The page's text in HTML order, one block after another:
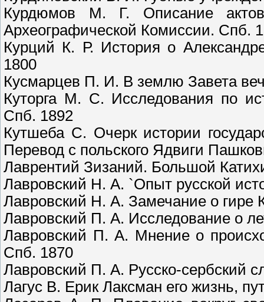
Курдюмов М. Г. Описание
Археографической Комиссии. Спб.
Курций К. Р. История о
1800
Кусмарцев П. И. В землю Завета
Куторга М. С. Исследования по
Спб. 1892
Кутшеба С. Очерк истории
Перевод с польского Ядвиги
Лаврентий Зизаний. Большой
Лавровский Н. А. `Опыт русской
Лавровский Н. А. Замечание о гире
Лавровский П. А. Исследование о
Лавровский П. А. Мнение о
Спб. 1870
Лавровский П. А. Русско-сербский
Лагус В. Ерик Лаксман его жизнь,